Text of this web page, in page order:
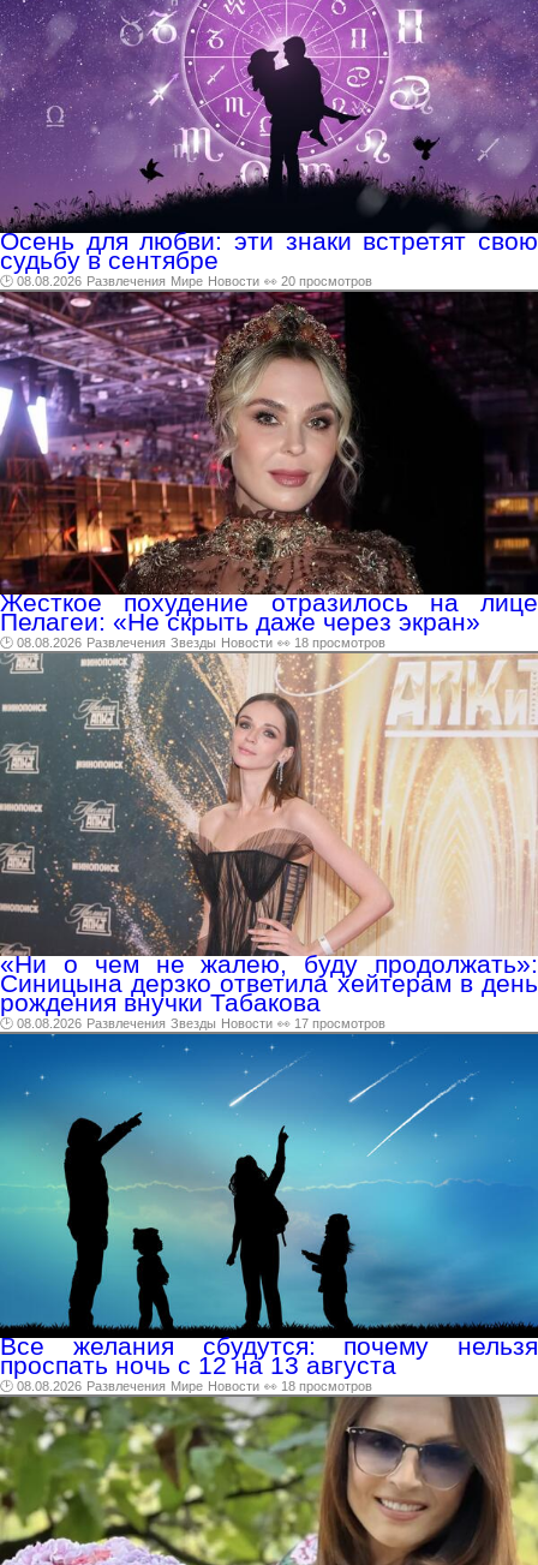
Осень для любви: эти знаки встретят свою
судьбу в сентябре
🕑 08.08.2026 Развлечения Мире Новости 👀 20 просмотров
Жесткое похудение отразилось на лице
Пелагеи: «Не скрыть даже через экран»
🕑 08.08.2026 Развлечения Звезды Новости 👀 18 просмотров
«Ни о чем не жалею, буду продолжать»:
Синицына дерзко ответила хейтерам в день
рождения внучки Табакова
🕑 08.08.2026 Развлечения Звезды Новости 👀 17 просмотров
Все желания сбудутся: почему нельзя
проспать ночь с 12 на 13 августа
🕑 08.08.2026 Развлечения Мире Новости 👀 18 просмотров